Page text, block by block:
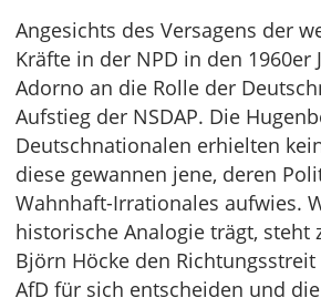
Angesichts des Versagens der
Kräfte in der NPD in den 1960er
Adorno an die Rolle der
Aufstieg der NSDAP. Die
Deutschnationalen erhielten
diese gewannen jene, deren
Wahnhaft-Irrationales aufwies.
historische Analogie trägt, steht
Björn Höcke den
AfD für sich entscheiden und